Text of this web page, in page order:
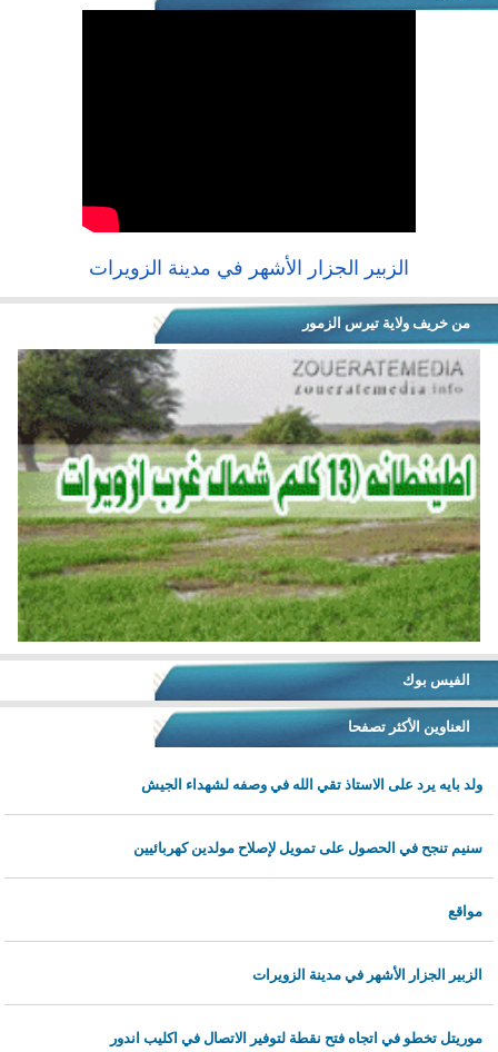
الزبير الجزار الأشهر في مدينة الزويرات
من خريف ولاية تيرس الزمور
الفيس بوك
العناوين الأكثر تصفحا
ولد بايه يرد على الاستاذ تقي الله في وصفه لشهداء الجيش
سنيم تنجح في الحصول على تمويل لإصلاح مولدين كهربائيين
مواقع
الزبير الجزار الأشهر في مدينة الزويرات
موريتل تخطو في اتجاه فتح نقطة لتوفير الاتصال في اكليب اندور